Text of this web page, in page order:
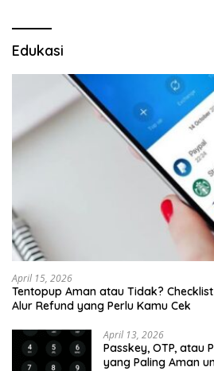
Edukasi
April 15, 2026
Tentopup Aman atau Tidak?
Alur Refund yang Perlu Kamu Cek
April 13, 2026
Passkey, OTP, atau
yang Paling Aman